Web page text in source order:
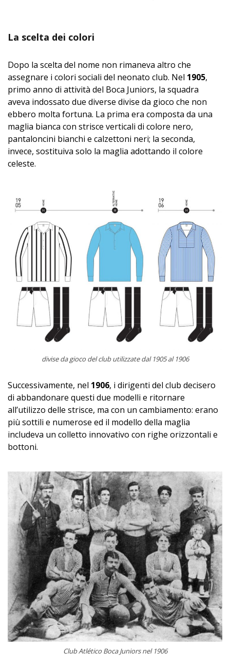
La scelta dei colori
Dopo la scelta del nome non rimaneva altro che
assegnare i colori sociali del neonato club. Nel 1905,
primo anno di attività del Boca Juniors, la squadra
aveva indossato due diverse divise da gioco che non
ebbero molta fortuna. La prima era composta da una
maglia bianca con strisce verticali di colore nero,
pantaloncini bianchi e calzettoni neri; la seconda,
invece, sostituiva solo la maglia adottando il colore
celeste.
divise da gioco del club utilizzate dal 1905 al 1906
Successivamente, nel 1906, i dirigenti del club decisero
di abbandonare questi due modelli e ritornare
all’utilizzo delle strisce, ma con un cambiamento: erano
più sottili e numerose ed il modello della maglia
includeva un colletto innovativo con righe orizzontali e
bottoni.
Club Atlético Boca Juniors nel 1906